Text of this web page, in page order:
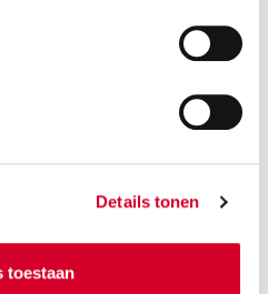
Details tonen
toestaan
op aanvraag